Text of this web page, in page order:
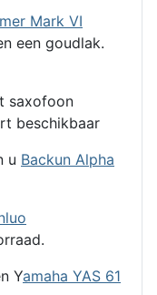
Mark VI
een goudlak.
saxofoon
beschikbaar
u Backun Alpha
Yamaha YAS 61